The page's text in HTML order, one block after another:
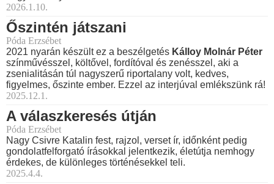
2026.1.10.
Őszintén játszani
Póda Erzsébet
2021 nyarán készült ez a beszélgetés Kálloy Molnár Péter
színművésszel, költővel, fordítóval és zenésszel, aki a
zsenialitásán túl nagyszerű riportalany volt, kedves,
figyelmes, őszinte ember. Ezzel az interjúval emlékszünk rá!
2025.12.1.
A válaszkeresés útján
Póda Erzsébet
Nagy Csivre Katalin fest, rajzol, verset ír, időnként pedig
gondolatfelforgató írásokkal jelentkezik, életútja nemhogy
érdekes, de különleges történésekkel teli.
2025.4.4.